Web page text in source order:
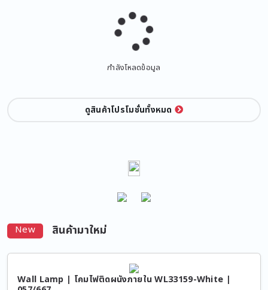
กำลังโหลดข้อมูล
ดูสินค้าโปรโมชั่นทั้งหมด
New สินค้ามาใหม่
Wall Lamp | โคมไฟติดผนังภายใน WL33159-White |